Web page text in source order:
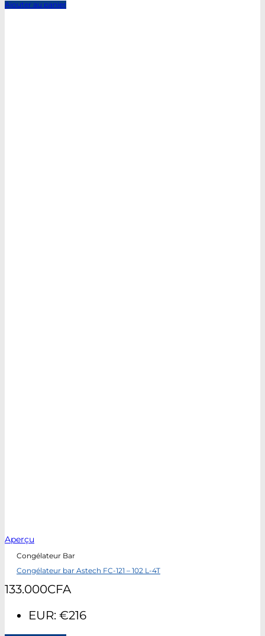
Ajouter au panier
Aperçu
Congélateur Bar
Congélateur bar Astech FC-121 – 102 L-4T
133.000CFA
EUR: €216